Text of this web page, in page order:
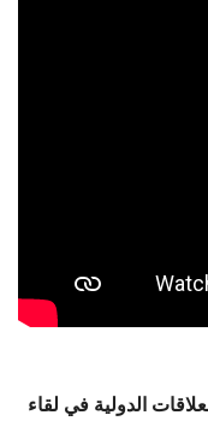
الدولية في لقاء